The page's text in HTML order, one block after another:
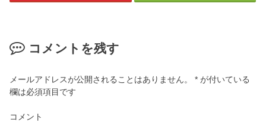
コメントを残す
メールアドレスが公開されることはありません。 * が付いている
欄は必須項目です
コメント